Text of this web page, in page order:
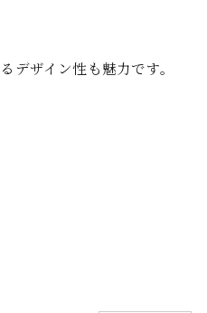
デザイン性も魅力です。